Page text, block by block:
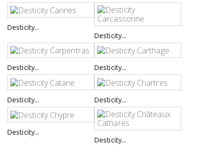
Desticity...
Desticity...
Desticity... Desticity...
Desticity... Desticity...
Desticity...
Desticity...